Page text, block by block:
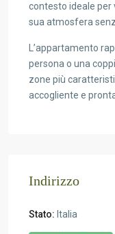
contesto ideale per
sua atmosfera
L’appartamento
persona o una
zone più
accogliente e
Indirizzo
Stato: Italia